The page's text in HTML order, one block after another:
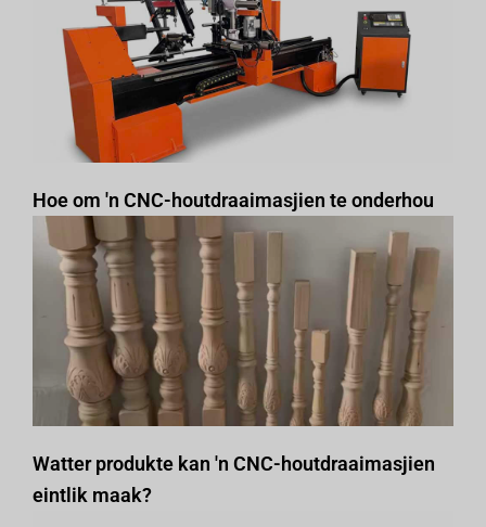
Hoe om 'n CNC-houtdraaimasjien te onderhou
Watter produkte kan 'n CNC-houtdraaimasjien
eintlik maak?